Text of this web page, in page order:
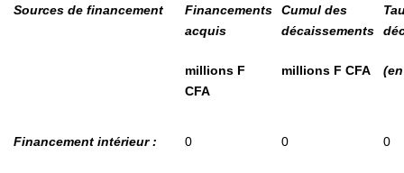
Sources de financement
Financements
acquis
millions F
CFA
Cumul des
décaissements
millions F CFA
Financement intérieur : 0 0 0